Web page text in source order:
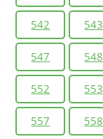
542 543
547 548
552 553
557 558